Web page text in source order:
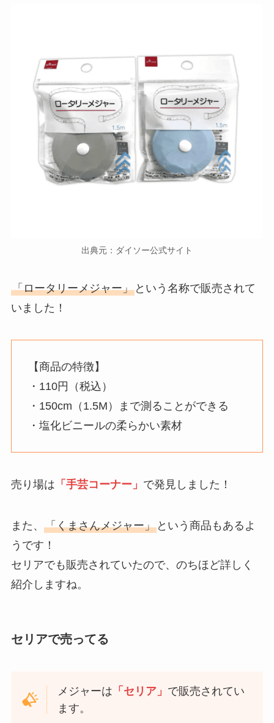
出典元：ダイソー公式サイト
「ロータリーメジャー」という名称で販売されて
いました！
【商品の特徴】
・110円（税込）
・150cm（1.5M）まで測ることができる
・塩化ビニールの柔らかい素材
売り場は 「手芸コーナー」 で発見しました！
また、 「くまさんメジャー」という商品もあるよ
うです！
セリアでも販売されていたので、のちほど詳しく
紹介しますね。
セリアで売ってる
メジャーは 「セリア」 で販売されてい
ます。